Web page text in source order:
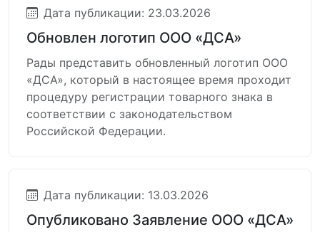
Дата публикации: 23.03.2026
Обновлен логотип ООО «ДСА»
Рады представить обновленный логотип ООО
«ДСА», который в настоящее время проходит
процедуру регистрации товарного знака в
соответствии с законодательством
Российской Федерации.
Дата публикации: 13.03.2026
Опубликовано Заявление ООО «ДСА»